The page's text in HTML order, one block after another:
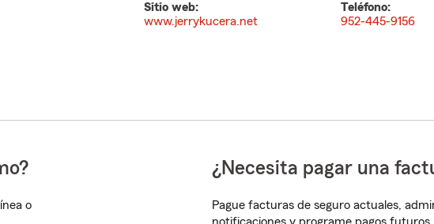
Sitio web:
www.jerrykucera.net
Teléfono:
952-445-9156
o
¿Necesita pagar una
Pague facturas de seguro actuales,